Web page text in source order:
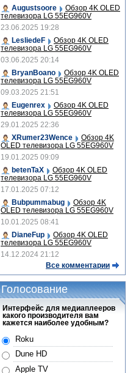
Augustsoore
Обзор 4K OLED
телевизора LG 55EG960V
23.06.2025 19:28
LesliedeF
Обзор 4K OLED
телевизора LG 55EG960V
03.06.2025 20:14
BryanBoano
Обзор 4K OLED
телевизора LG 55EG960V
09.03.2025 21:51
Eugenrex
Обзор 4K OLED
телевизора LG 55EG960V
29.01.2025 22:36
XRumer23Wence
Обзор 4K
OLED телевизора LG 55EG960V
19.01.2025 09:09
betenTaX
Обзор 4K OLED
телевизора LG 55EG960V
17.01.2025 07:12
Bubpummabug
Обзор 4K
OLED телевизора LG 55EG960V
10.01.2025 08:41
DianeFup
Обзор 4K OLED
телевизора LG 55EG960V
14.12.2024 21:12
Все комментарии
Голосование
Интерфейс для медиаплееров
какого производителя вам
кажется наиболее удобным?
Roku
Dune HD
Apple TV